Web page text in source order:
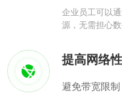
企业员工可以
源，无需担心数
提高网络
避免带宽限制